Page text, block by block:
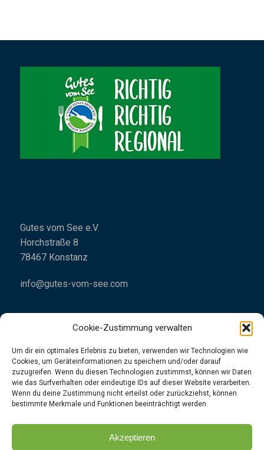
Cookie-Zustimmung verwalten
Um dir ein optimales Erlebnis zu bieten, verwenden wir Technologien wie
Cookies, um Geräteinformationen zu speichern und/oder darauf
zuzugreifen. Wenn du diesen Technologien zustimmst, können wir Daten
wie das Surfverhalten oder eindeutige IDs auf dieser Website verarbeiten.
Wenn du deine Zustimmung nicht erteilst oder zurückziehst, können
bestimmte Merkmale und Funktionen beeinträchtigt werden.
Akzeptieren
Gutes vom See e.V.
Horchstraße 8
78467 Konstanz
info@gutes-vom-see.com
Impressum
Datenschutzrichtlinien